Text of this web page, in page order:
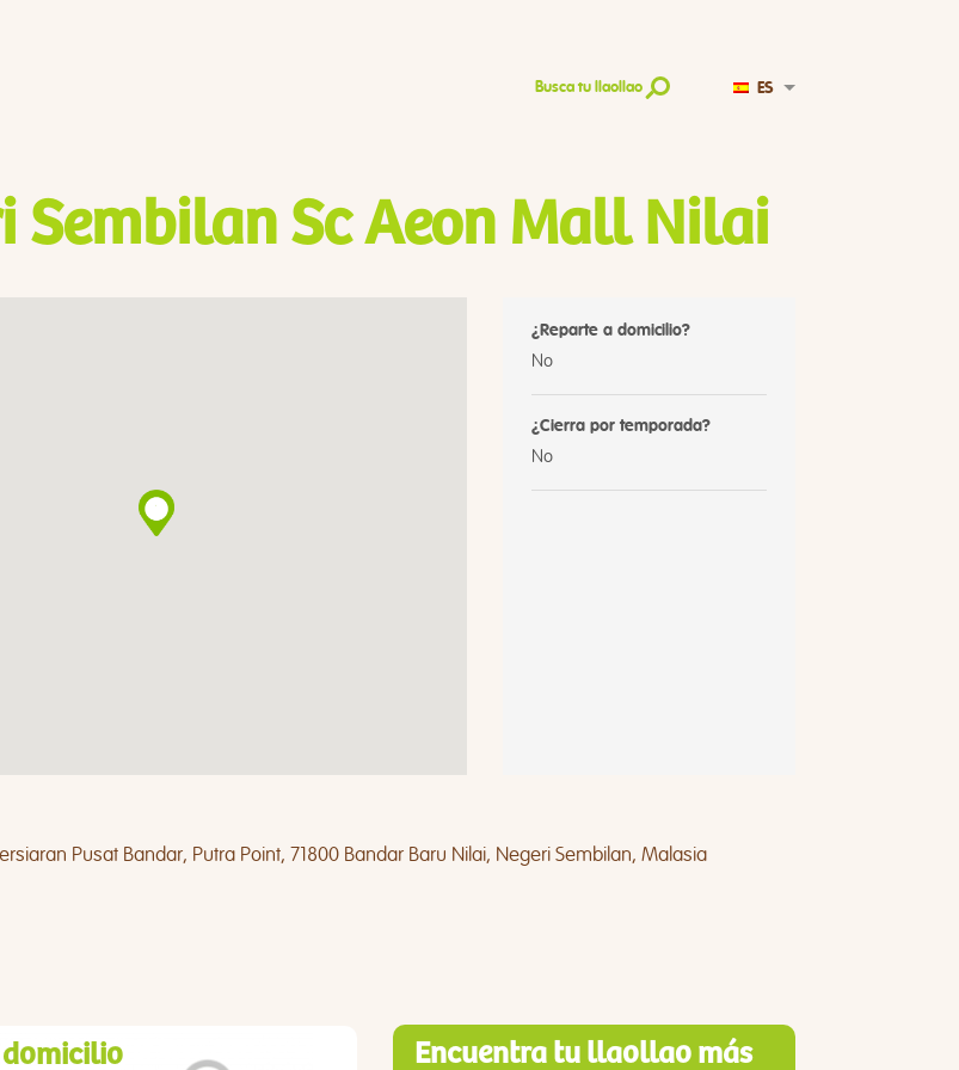
Busca tu llaollao ES
Sembilan Sc Aeon Mall Nilai
¿Reparte a domicilio?
No
¿Cierra por temporada?
No
Pusat Bandar, Putra Point, 71800 Bandar Baru Nilai, Negeri Sembilan, Malasia
Encuentra tu llaollao más